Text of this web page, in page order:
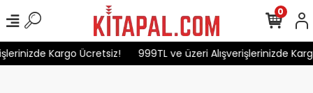
Kargo Ücretsiz! 999TL ve üzeri Alışverişlerinizde Kargo
0